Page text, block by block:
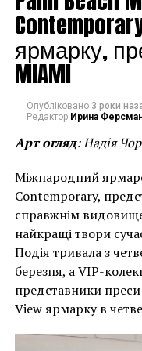
Стоит отметить,
только различные
также и его
нескольких шагах
серии Kate,
ярмарку,
MIAMI
Опубліковано 3 роки
Редактор Ирина
Арт огляд: Надія
Міжнародний
Contemporary,
справжнім
найкращі твори
Подія тривала з
березня, а VIP-
представники
View ярмарку в